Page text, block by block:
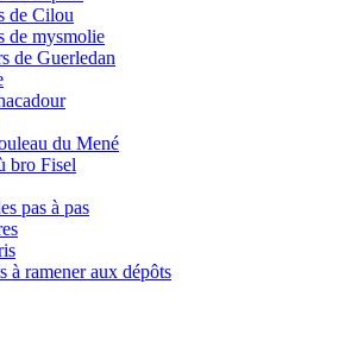
de Cilou
de mysmolie
de Guerledan
du Mené
bro Fisel
pas à pas
à ramener aux dépôts